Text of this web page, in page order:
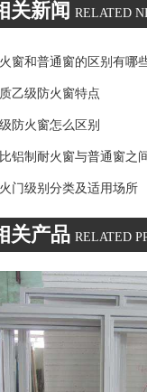
关新闻 RELATED
窗和普通窗的区别有哪
乙级防火窗特点
防火窗怎么区别
铝制耐火窗与普通窗之
门级别分类及适用场所
关产品 RELATED